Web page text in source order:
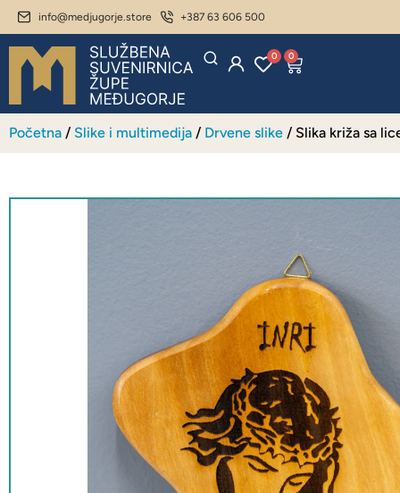
info@medjugorje.store +387 63 606 500
0 0
Početna / Slike i multimedija / Drvene slike / Slika križa sa